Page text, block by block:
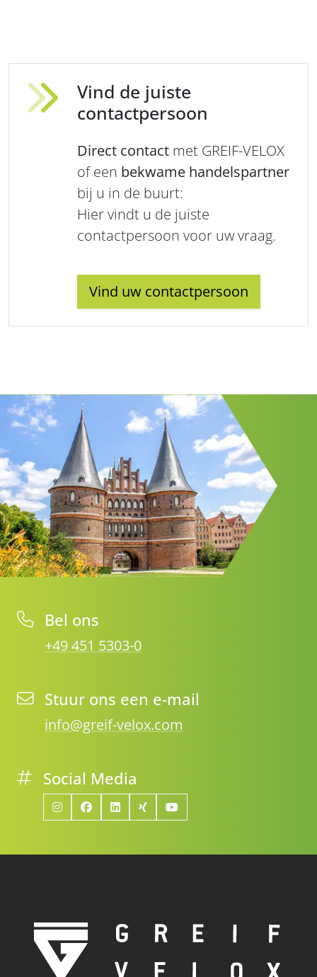
Vind de juiste
contactpersoon
Direct contact met GREIF-VELOX
of een bekwame handelspartner
bij u in de buurt:
Hier vindt u de juiste
contactpersoon voor uw vraag.
Vind uw contactpersoon
Bel ons
+49 451 5303-0
Stuur ons een e-mail
info@greif-velox.com
Social Media